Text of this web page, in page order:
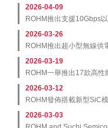
2026-04-09
ROHM推出支援10Gbps
2026-03-26
ROHM推出超小型無線供
2026-03-19
ROHM一舉推出17款高
2026-03-12
ROHM發佈搭載新型SiC
2026-03-03